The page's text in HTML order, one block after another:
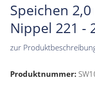
Speichen
Nippel 221 -
zur
Produktnummer: